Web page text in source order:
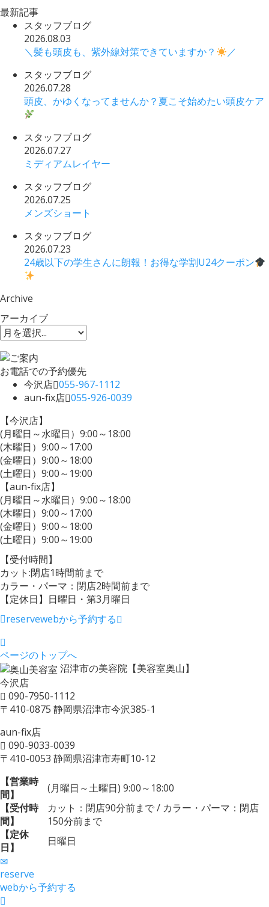
最新記事
スタッフブログ
2026.08.03
＼髪も頭皮も、紫外線対策できていますか？
／
スタッフブログ
2026.07.28
頭皮、かゆくなってませんか？夏こそ始めたい頭皮ケア
スタッフブログ
2026.07.27
ミディアムレイヤー
スタッフブログ
2026.07.25
メンズショート
スタッフブログ
2026.07.23
24歳以下の学生さんに朗報！お得な学割U24クーポン
Archive
アーカイブ
お電話での予約優先
今沢店 055-967-1112
aun-fix店 055-926-0039
【今沢店】
(月曜日～水曜日）9:00～18:00
(木曜日）9:00～17:00
(金曜日）9:00～18:00
(土曜日）9:00～19:00
【aun-fix店】
(月曜日～水曜日）9:00～18:00
(木曜日）9:00～17:00
(金曜日）9:00～18:00
(土曜日）9:00～19:00
【受付時間】
カット:閉店1時間前まで
カラー・パーマ：閉店2時間前まで
【定休日】日曜日・第3月曜日
reservewebから予約する
ページのトップへ
沼津市の美容院【美容室奥山】
今沢店
090-7950-1112
〒410-0875 静岡県沼津市今沢385-1
aun-fix店
090-9033-0039
〒410-0053 静岡県沼津市寿町10-12
【営業時
間】
(月曜日～土曜日) 9:00～18:00
【受付時
間】
カット：閉店90分前まで / カラー・パーマ：閉店
150分前まで
【定休
日】
日曜日
reserve
webから予約する